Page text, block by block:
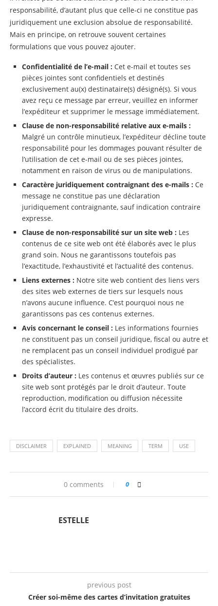
responsabilité, d’autant plus que celle-ci ne constitue pas
juridiquement une exclusion absolue de responsabilité.
Mais en principe, on retrouve souvent certaines
formulations que vous pouvez ajouter.
Confidentialité de l’e-mail : Cet e-mail et toutes ses
pièces jointes sont confidentiels et destinés
exclusivement au(x) destinataire(s) désigné(s). Si vous
avez reçu ce message par erreur, veuillez en informer
l’expéditeur et supprimer le message immédiatement.
Clause de non-responsabilité relative aux e-mails :
Malgré un contrôle minutieux, l’expéditeur décline toute
responsabilité pour les dommages pouvant résulter de
l’utilisation de cet e-mail ou de ses pièces jointes,
notamment en raison de virus ou de manipulations.
Caractère juridiquement contraignant des e-mails : Ce
message ne constitue pas une déclaration
juridiquement contraignante, sauf indication contraire
expresse.
Clause de non-responsabilité sur un site web : Les
contenus de ce site web ont été élaborés avec le plus
grand soin. Nous ne garantissons toutefois pas
l’exactitude, l’exhaustivité et l’actualité des contenus.
Liens externes : Notre site web contient des liens vers
des sites web externes de tiers sur lesquels nous
n’avons aucune influence. C’est pourquoi nous ne
garantissons pas ces contenus externes.
Avis concernant le conseil : Les informations fournies
ne constituent pas un conseil juridique, fiscal ou autre et
ne remplacent pas un conseil individuel prodigué par
des spécialistes.
Droits d’auteur : Les contenus et œuvres publiés sur ce
site web sont protégés par le droit d’auteur. Toute
reproduction, modification ou diffusion nécessite
l’accord écrit du titulaire des droits.
DISCLAIMER EXPLAINED MEANING TERM USE
0 comments 0
ESTELLE
previous post
Créer soi-même des cartes d’invitation gratuites